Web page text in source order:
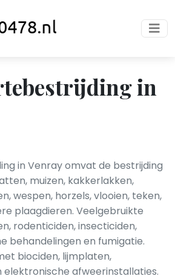
in
in Venray omvat de bestrijding
muizen, kakkerlakken,
wespen, horzels, vlooien, teken,
plaagdieren. Veelgebruikte
rodenticiden, insecticiden,
behandelingen en fumigatie.
biociden, lijmplaten,
afweerinstallaties.